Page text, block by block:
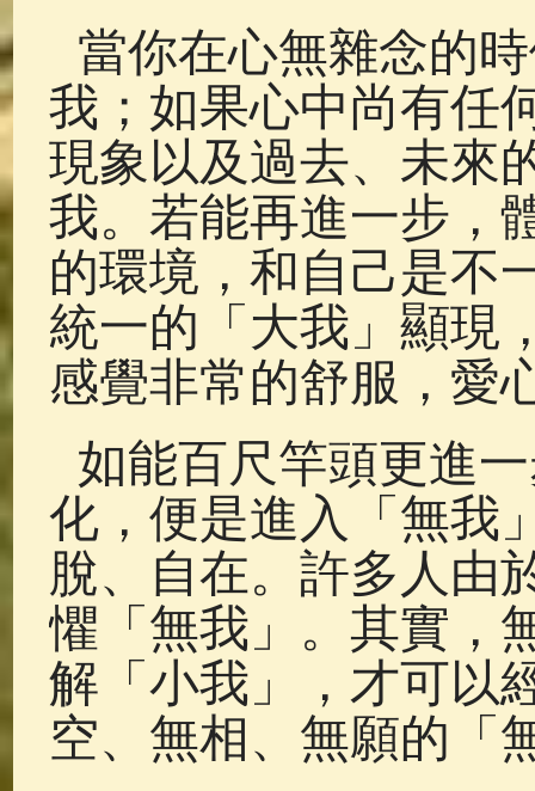
當你在心無雜念的
我；如果心中尚有任
現象以及過去、未來
我。若能再進一步，
的環境，和自己是不
統一的「大我」顯現
感覺非常的舒服，愛
如能百尺竿頭更進
化，便是進入「無我
脫、自在。許多人由
懼「無我」。其實，
解「小我」，才可以
空、無相、無願的「